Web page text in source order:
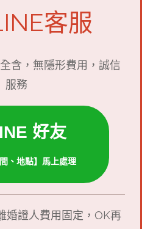
客服
含，無隱形費用，誠信
服務
好友
、地點】馬上處理
婚證人費用固定，OK再